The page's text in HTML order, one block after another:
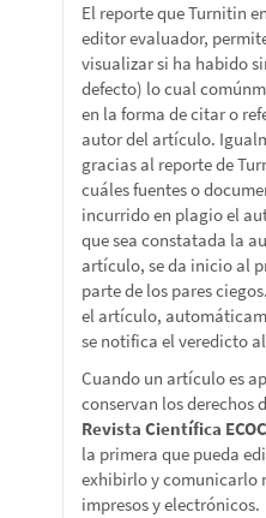
El reporte que Turnitin
editor evaluador,
visualizar si ha habido
defecto) lo cual
en la forma de citar o
autor del artículo.
gracias al reporte de
cuáles fuentes o
incurrido en plagio el
que sea constatada la
artículo, se da inicio al
parte de los pares
el artículo,
se notifica el veredicto
Cuando un artículo es
conservan los derechos
Revista Científica
la primera que pueda
exhibirlo y comunicarlo
impresos y electrónicos.